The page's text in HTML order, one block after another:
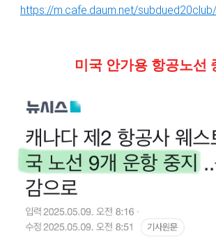
https://m.cafe.daum.net/
미국 안가용 항공노선